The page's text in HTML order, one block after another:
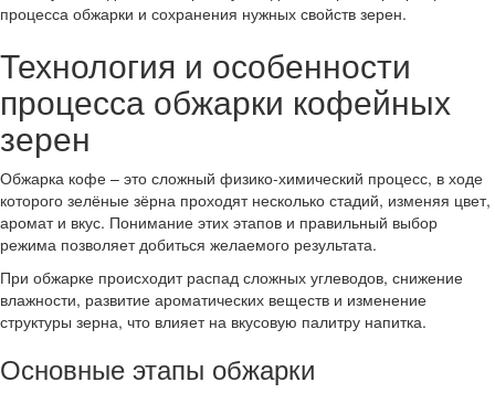
процесса обжарки и сохранения нужных свойств зерен.
Технология и особенности
процесса обжарки кофейных
зерен
Обжарка кофе – это сложный физико-химический процесс, в ходе
которого зелёные зёрна проходят несколько стадий, изменяя цвет,
аромат и вкус. Понимание этих этапов и правильный выбор
режима позволяет добиться желаемого результата.
При обжарке происходит распад сложных углеводов, снижение
влажности, развитие ароматических веществ и изменение
структуры зерна, что влияет на вкусовую палитру напитка.
Основные этапы обжарки